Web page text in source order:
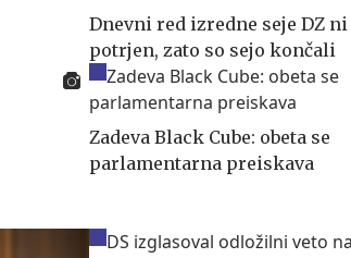
Dnevni red izredne seje DZ
potrjen, zato so sejo končali
Zadeva Black Cube: obeta se
parlamentarna preiskava